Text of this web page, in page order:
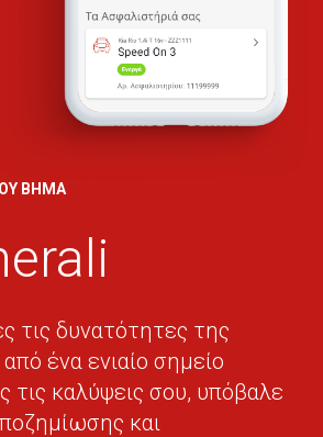
ΒΗΜΑ
τις δυνατότητες της
ένα ενιαίο σημείο
τις καλύψεις σου, υπόβαλε
και